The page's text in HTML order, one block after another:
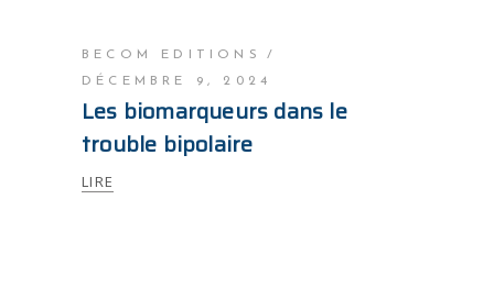
BECOM EDITIONS
DÉCEMBRE 9, 2024
Les biomarqueurs dans le
trouble bipolaire
LIRE